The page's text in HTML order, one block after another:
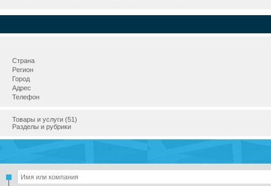
Страна
Регион
Город
Адрес
Телефон
Товары и услуги (51)
Разделы и рубрики